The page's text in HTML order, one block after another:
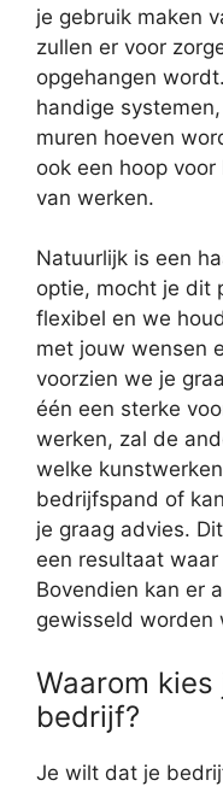
je gebruik maken
zullen er voor
opgehangen
handige
muren hoeven
ook een hoop
van werken.
Natuurlijk is een
optie, mocht je dit
flexibel en we
met jouw wensen
voorzien we je
één een sterke
werken, zal de
welke
bedrijfspand of
je graag advies.
een resultaat
Bovendien kan er
gewisseld worden
Waarom
bedrijf?
Je wilt dat je